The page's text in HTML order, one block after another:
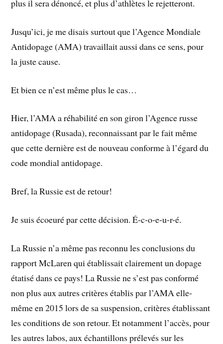
plus il sera dénoncé, et plus d’athlètes le rejetteront.
Jusqu’ici, je me disais surtout que l’Agence Mondiale
Antidopage (AMA) travaillait aussi dans ce sens, pour
la juste cause.
Et bien ce n’est même plus le cas…
Hier, l’AMA a réhabilité en son giron l’Agence russe
antidopage (Rusada), reconnaissant par le fait même
que cette dernière est de nouveau conforme à l’égard du
code mondial antidopage.
Bref, la Russie est de retour!
Je suis écoeuré par cette décision. É-c-o-e-u-r-é.
La Russie n’a même pas reconnu les conclusions du
rapport McLaren qui établissait clairement un dopage
étatisé dans ce pays! La Russie ne s’est pas conformé
non plus aux autres critères établis par l’AMA elle-
même en 2015 lors de sa suspension, critères établissant
les conditions de son retour. Et notamment l’accès, pour
les autres labos, aux échantillons prélevés sur les